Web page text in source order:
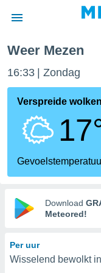
door
verstrekte
hoge
hebt de
voor
op basis
Weer Mezen
16:33 Zondag
Verspreide wolken
Download
Meteored!
Per uur
Wisselend bewolkt